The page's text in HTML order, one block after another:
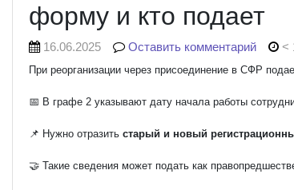
форму и кто подает
16.06.2025 Оставить комментарий <
При реорганизации через присоединение в СФР
📅 В графе 2 указывают дату начала работы
📌 Нужно отразить старый и новый
🤝 Такие сведения может подать как